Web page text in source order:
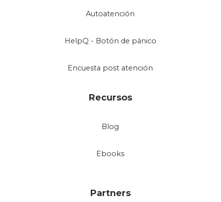
Autoatención
HelpQ - Botón de pánico
Encuesta post atención
Recursos
Blog
Ebooks
Partners